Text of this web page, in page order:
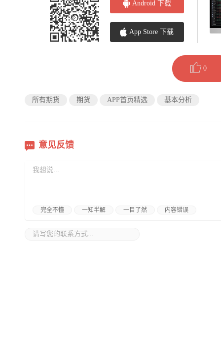
Android 下载
App Store 下载
0
所有期货 期货 APP首页精选 基本分析
意见反馈
完全不懂 一知半解 一目了然 内容错误